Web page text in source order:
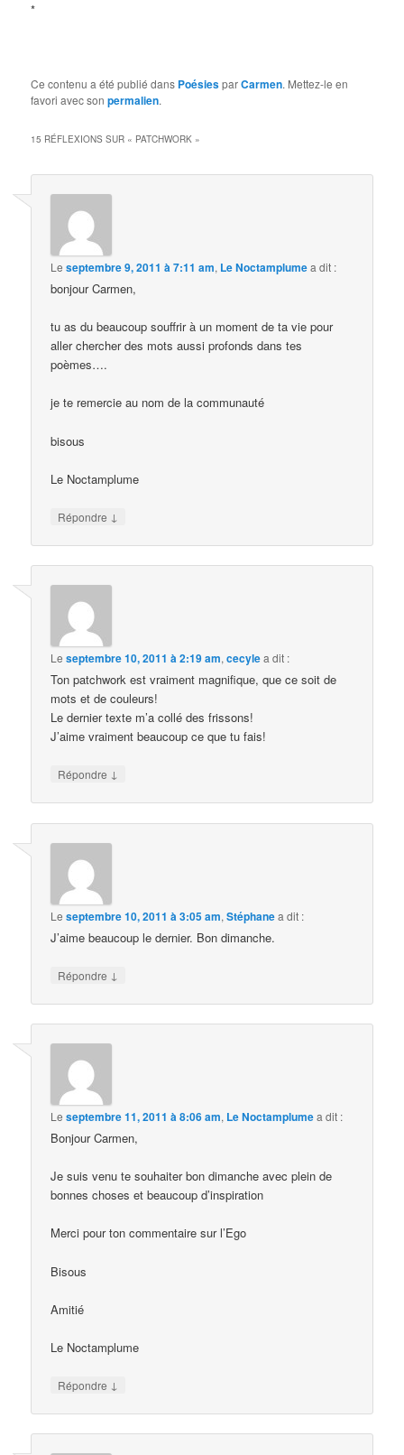
*
Ce contenu a été publié dans PoésiesparCarmen. Mettez-le en
favori avec sonpermalien.
15 RÉFLEXIONS SUR « PATCHWORK »
Leseptembre 9, 2011 à 7:11 am, Le Noctamplumea dit :
bonjour Carmen,
tu as du beaucoup souffrir à un moment de ta vie pour
aller chercher des mots aussi profonds dans tes
poèmes….
je te remercie au nom de la communauté
bisous
Le Noctamplume
Répondre ↓
Leseptembre 10, 2011 à 2:19 am,cecylea dit :
Ton patchwork est vraiment magnifique, que ce soit de
mots et de couleurs!
Le dernier texte m’a collé des frissons!
J’aime vraiment beaucoup ce que tu fais!
Répondre ↓
Leseptembre 10, 2011 à 3:05 am,Stéphanea dit :
J’aime beaucoup le dernier. Bon dimanche.
Répondre ↓
Leseptembre 11, 2011 à 8:06 am, Le Noctamplumea dit :
Bonjour Carmen,
Je suis venu te souhaiter bon dimanche avec plein de
bonnes choses et beaucoup d’inspiration
Merci pour ton commentaire sur l’Ego
Bisous
Amitié
Le Noctamplume
Répondre ↓